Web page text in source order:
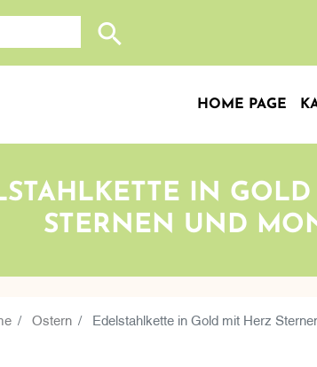
Search store
HOME PAGE
IN
STERNEN UND
Ostern Edelstahlkette in Gold mit Herz